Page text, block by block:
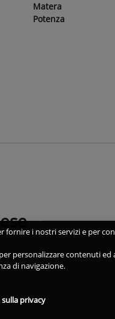
Matera
Potenza
fornire i nostri servizi e per
personalizzare contenuti ed
di navigazione.
privacy